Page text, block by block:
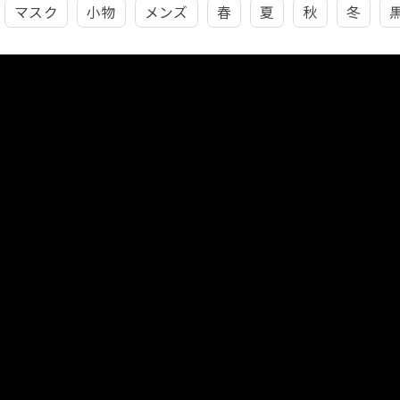
マスク 小物 メンズ 春 夏 秋 冬